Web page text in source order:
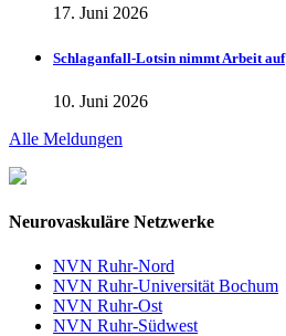
17. Juni 2026
Schlaganfall-Lotsin nimmt Arbeit auf
10. Juni 2026
Alle Meldungen
Neurovaskuläre Netzwerke
NVN Ruhr-Nord
NVN Ruhr-Universität Bochum
NVN Ruhr-Ost
NVN Ruhr-Südwest